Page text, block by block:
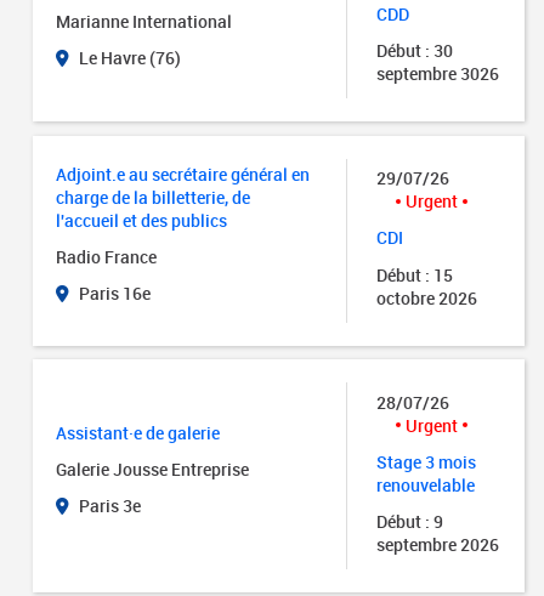
Marianne International
Le Havre (76)
CDD
Début : 30
septembre 3026
Adjoint.e au secrétaire général en
charge de la billetterie, de
l'accueil et des publics
Radio France
Paris 16e
29/07/26
Urgent
CDI
Début : 15
octobre 2026
Assistant·e de galerie
Galerie Jousse Entreprise
Paris 3e
28/07/26
Urgent
Stage 3 mois
renouvelable
Début : 9
septembre 2026